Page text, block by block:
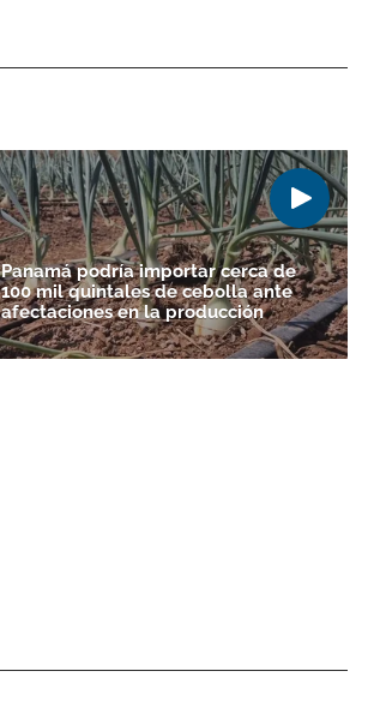
Panamá podría importar cerca de
100 mil quintales de cebolla ante
afectaciones en la producción